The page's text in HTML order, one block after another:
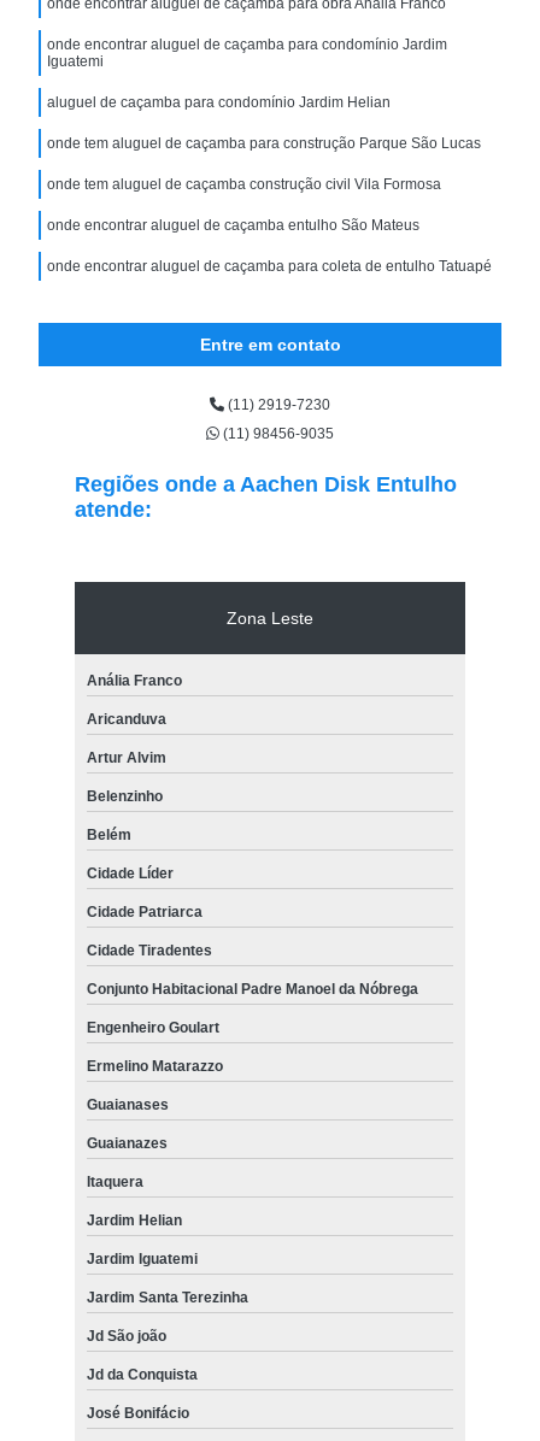
onde encontrar aluguel de caçamba para condomínio Jardim
Iguatemi
aluguel de caçamba para condomínio Jardim Helian
onde tem aluguel de caçamba para construção Parque São Lucas
onde tem aluguel de caçamba construção civil Vila Formosa
onde encontrar aluguel de caçamba entulho São Mateus
onde encontrar aluguel de caçamba para coleta de entulho Tatuapé
Entre em contato
(11) 2919-7230
(11) 98456-9035
Regiões onde a Aachen Disk Entulho
atende:
Zona Leste
Anália Franco
Aricanduva
Artur Alvim
Belenzinho
Belém
Cidade Líder
Cidade Patriarca
Cidade Tiradentes
Conjunto Habitacional Padre Manoel da Nóbrega
Engenheiro Goulart
Ermelino Matarazzo
Guaianases
Guaianazes
Itaquera
Jardim Helian
Jardim Iguatemi
Jardim Santa Terezinha
Jd São joão
Jd da Conquista
José Bonifácio